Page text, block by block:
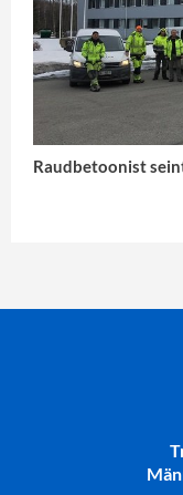
Raudbetoonist